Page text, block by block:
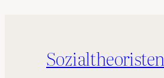
Sozialtheoristen